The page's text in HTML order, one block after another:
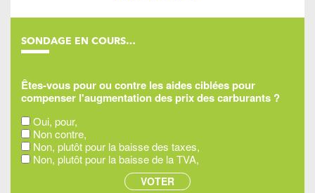
SONDAGE EN COURS…
Êtes-vous pour ou contre les aides ciblées pour
compenser l'augmentation des prix des carburants ?
Oui, pour,
Non contre,
Non, plutôt pour la baisse des taxes,
Non, plutôt pour la baisse de la TVA,